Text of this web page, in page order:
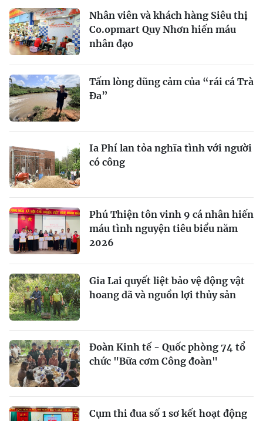
Nhân viên và khách hàng Siêu thị
Co.opmart Quy Nhơn hiến máu
nhân đạo
Tấm lòng dũng cảm của “rái cá Trà
Đa”
Ia Phí lan tỏa nghĩa tình với người
có công
Phú Thiện tôn vinh 9 cá nhân hiến
máu tình nguyện tiêu biểu năm
2026
Gia Lai quyết liệt bảo vệ động vật
hoang dã và nguồn lợi thủy sản
Đoàn Kinh tế - Quốc phòng 74 tổ
chức "Bữa cơm Công đoàn"
Cụm thi đua số 1 sơ kết hoạt động